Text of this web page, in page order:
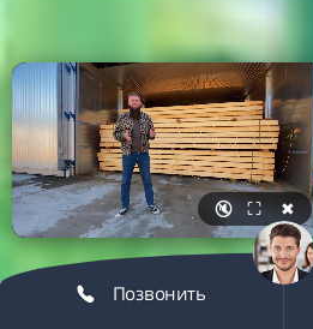
🔇 ⛶ ✖
Позвонить